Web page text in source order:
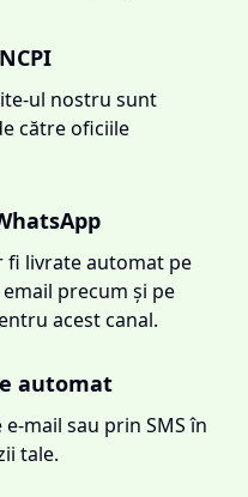
ul nostru sunt
către oficiile
fi livrate automat pe
precum și pe
acest canal.
automat
mail sau prin SMS în
tale.